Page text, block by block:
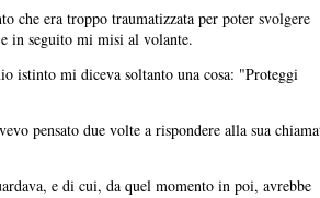
che era troppo traumatizzata per poter svolgere
in seguito mi misi al volante.
istinto mi diceva soltanto una cosa: "Proteggi
pensato due volte a rispondere alla sua
e di cui, da quel momento in poi, avrebbe